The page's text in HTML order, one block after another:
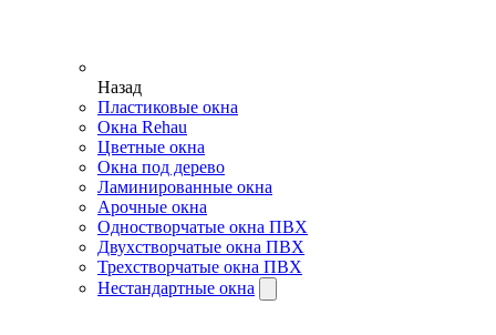
Назад
Пластиковые окна
Окна Rehau
Цветные окна
Окна под дерево
Ламинированные окна
Арочные окна
Одностворчатые окна ПВХ
Двухстворчатые окна ПВХ
Трехстворчатые окна ПВХ
Нестандартные окна